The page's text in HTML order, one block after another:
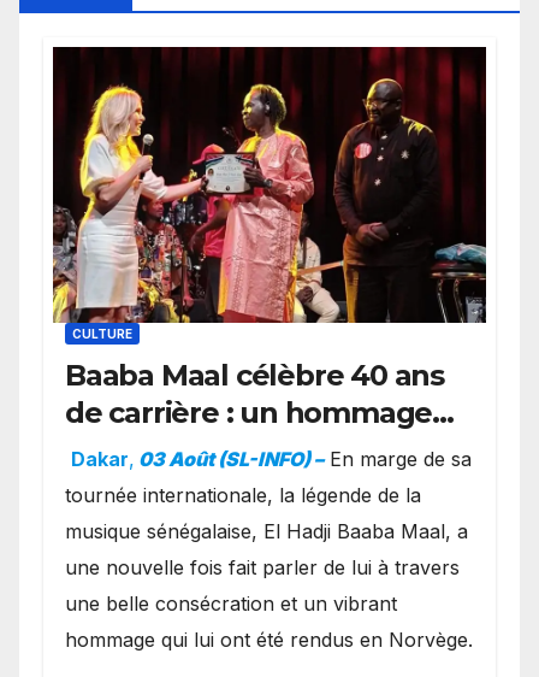
CULTURE
Baaba Maal célèbre 40 ans
de carrière : un hommage
exceptionnel à Oslo en
présence de la famille
royale.
Dakar, 03 Août (SL-INFO) – ​En marge de sa
tournée internationale, la légende de la
musique sénégalaise, El Hadji Baaba Maal, a
une nouvelle fois fait parler de lui à travers
une belle consécration et un vibrant
hommage qui lui ont été rendus en Norvège.